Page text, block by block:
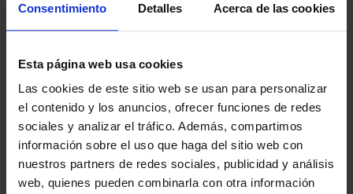
Consentimiento Detalles Acerca de las cookies
Esta página web usa cookies
Las cookies de este sitio web se usan para personalizar
el contenido y los anuncios, ofrecer funciones de redes
sociales y analizar el tráfico. Además, compartimos
información sobre el uso que haga del sitio web con
nuestros partners de redes sociales, publicidad y análisis
web, quienes pueden combinarla con otra información
¿POR QUÉ ELEGIRNOS?
Desde 1988
Especialistas en colectivos
Descubre nuestras ventajas
Envío gratis
A partir de 100€